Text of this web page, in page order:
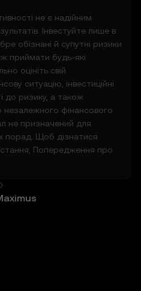
не є надійним
Інвестуйте лише в
обізнані й супутні ризики
приймати будь-які
оцініть свій
ситуацію, інвестиційні
до ризику, а також
фінансового
не призначений для
порад. Щоб дізнатися
Попередження про
попереднього
і
про будь-
або ринкову
винятки
цін і наданий
щодо точності або
або фінансовою
рекомендаціями.
на основі